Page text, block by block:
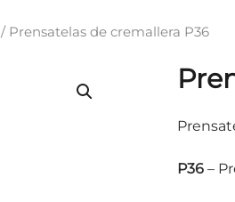
/ Prensatelas de cremallera P36
P36 –